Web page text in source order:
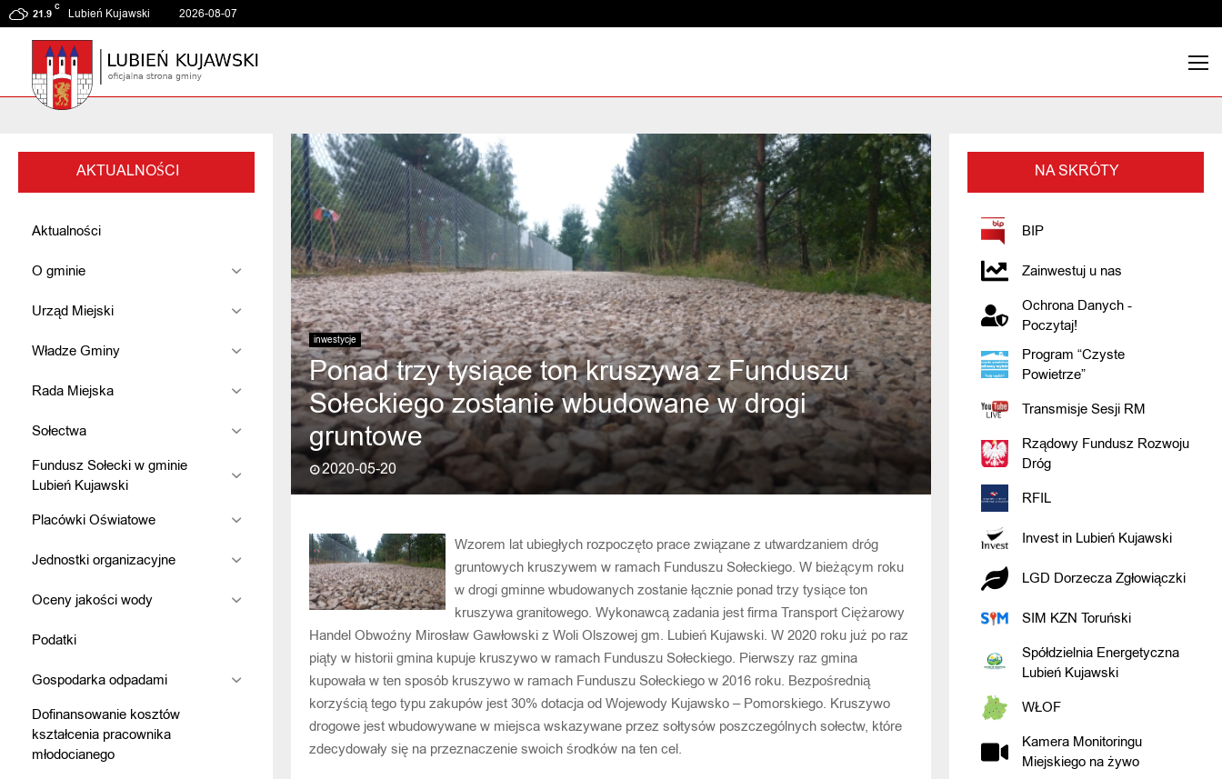
21.9
C Lubień Kujawski 2026-08-07
inwestycje
Ponad trzy tysiące ton kruszywa z Funduszu
Sołeckiego zostanie wbudowane w drogi
gruntowe
2020-05-20
Wzorem lat ubiegłych rozpoczęto prace związane z utwardzaniem dróg
gruntowych kruszywem w ramach Funduszu Sołeckiego. W bieżącym roku
w drogi gminne wbudowanych zostanie łącznie ponad trzy tysiące ton
kruszywa granitowego. Wykonawcą zadania jest firma Transport Ciężarowy
Handel Obwoźny Mirosław Gawłowski z Woli Olszowej gm. Lubień Kujawski. W 2020 roku już po raz
piąty w historii gmina kupuje kruszywo w ramach Funduszu Sołeckiego. Pierwszy raz gmina
kupowała w ten sposób kruszywo w ramach Funduszu Sołeckiego w 2016 roku. Bezpośrednią
korzyścią tego typu zakupów jest 30% dotacja od Wojewody Kujawsko – Pomorskiego. Kruszywo
drogowe jest wbudowywane w miejsca wskazywane przez sołtysów poszczególnych sołectw, które
zdecydowały się na przeznaczenie swoich środków na ten cel.
AKTUALNOŚCI
Aktualności
O gminie
Urząd Miejski
Władze Gminy
Rada Miejska
Sołectwa
Fundusz Sołecki w gminie
Lubień Kujawski
Placówki Oświatowe
Jednostki organizacyjne
Oceny jakości wody
Podatki
Gospodarka odpadami
Dofinansowanie kosztów
kształcenia pracownika
młodocianego
NA SKRÓTY
BIP
Zainwestuj u nas
Ochrona Danych -
Poczytaj!
Program “Czyste
Powietrze”
Transmisje Sesji RM
Rządowy Fundusz Rozwoju
Dróg
RFIL
Invest in Lubień Kujawski
LGD Dorzecza Zgłowiączki
SIM KZN Toruński
Spółdzielnia Energetyczna
Lubień Kujawski
WŁOF
Kamera Monitoringu
Miejskiego na żywo